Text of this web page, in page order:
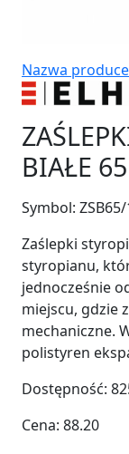
Nazwa
BIAŁE
Symbol:
Zaślepki
styropianu,
jednocześnie
miejscu, gdzie
mechaniczne.
polistyren
Dostępność:
Cena: 88.20